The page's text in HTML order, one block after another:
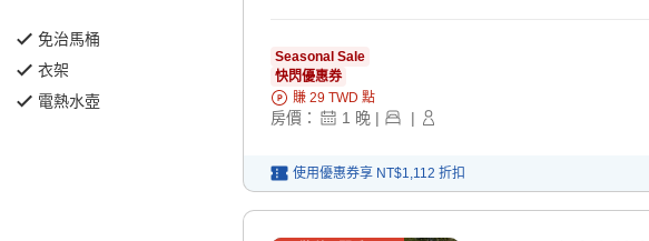
免治馬桶
衣架
電熱水壺
Seasonal Sale
快閃優惠券
賺 29 TWD 點
房價： 1 晚 | |
使用優惠券享 NT$1,112 折扣